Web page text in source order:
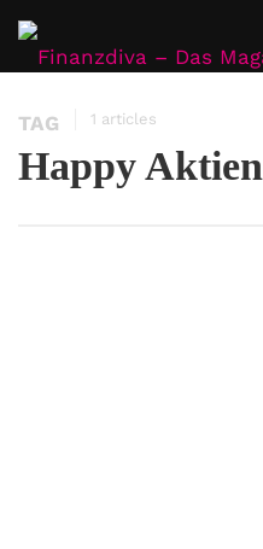
TAG 1 articles
Happy Aktien